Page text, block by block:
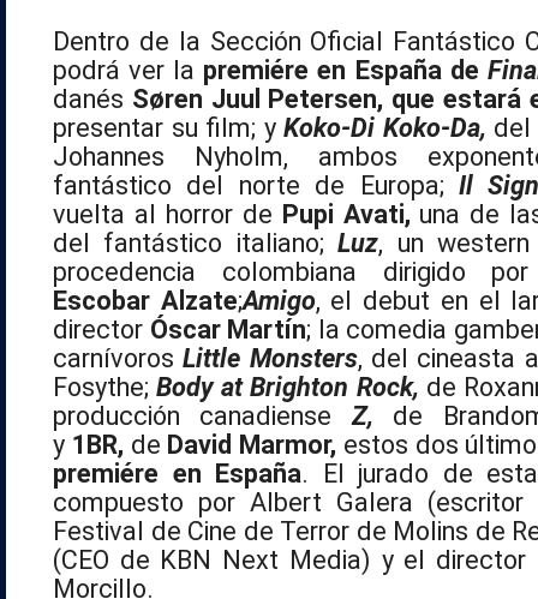
Dentro de la Sección Oficial Fantástico
podrá ver la premiére en España de
danés Søren Juul Petersen, que estará
presentar su film; y Koko-Di Koko-Da, del
Johannes Nyholm, ambos
fantástico del norte de Europa; Il
vuelta al horror de Pupi Avati, una de
del fantástico italiano;Luz, un
procedencia colombiana dirigido
Escobar Alzate;Amigo, el debut en el
director Óscar Martín; la comedia
carnívorosLittle Monsters, del cineasta
Fosythe;Body at Brighton Rock, de
producción canadienseZ, de
y 1BR, de David Marmor, estos dos
premiére en España. El jurado de
compuesto por Albert Galera
Festival de Cine de Terror de Molins de
(CEO de KBN Next Media) y el director
Morcillo.